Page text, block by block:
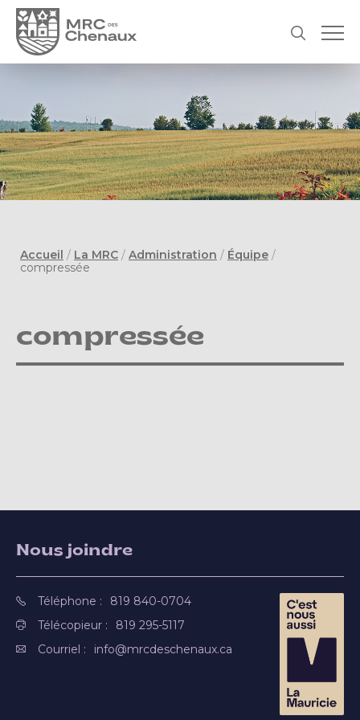
Accueil / La MRC / Administration / Équipe /
compressée
compressée
Nous joindre
Téléphone :
819 840-0704
Télécopieur :
819 295-5117
Courriel :
info@mrcdeschenaux.ca